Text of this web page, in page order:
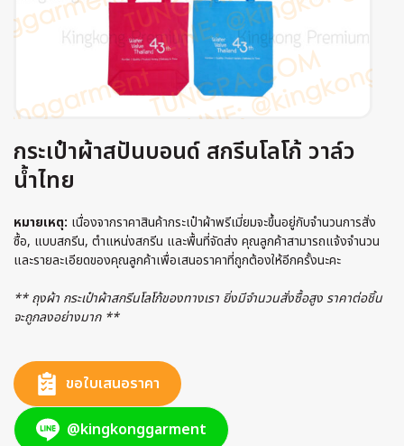
กระเป๋าผ้าสปันบอนด์ สกรีนโลโก้ วาล์ว
น้ำไทย
หมายเหตุ: เนื่องจากราคาสินค้ากระเป๋าผ้าพรีเมี่ยมจะขึ้นอยู่กับจำนวนการสั่ง
ซื้อ, แบบสกรีน, ตำแหน่งสกรีน และพื้นที่จัดส่ง คุณลูกค้าสามารถแจ้งจำนวน
และรายละเอียดของคุณลูกค้าเพื่อเสนอราคาที่ถูกต้องให้อีกครั้งนะคะ
** ถุงผ้า กระเป๋าผ้าสกรีนโลโก้ของทางเรา ยิ่งมีจำนวนสั่งซื้อสูง ราคาต่อชิ้น
จะถูกลงอย่างมาก **
ขอใบเสนอราคา
@kingkonggarment